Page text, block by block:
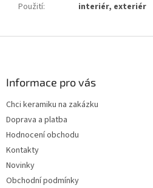
Použití: interiér, exteriér
Informace pro vás
Chci keramiku na zakázku
Doprava a platba
Hodnocení obchodu
Kontakty
Novinky
Obchodní podmínky